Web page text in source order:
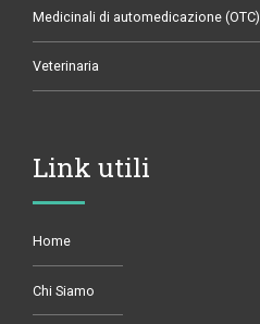
Medicinali di automedicazione (OTC)
Veterinaria
Link utili
Home
Chi Siamo